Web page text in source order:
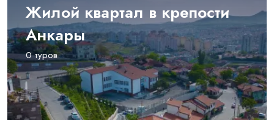
Жилой квартал в крепости
Анкары
0 туров